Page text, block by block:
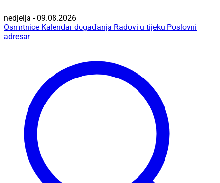
nedjelja - 09.08.2026
Osmrtnice Kalendar događanja Radovi u tijeku Poslovni
adresar